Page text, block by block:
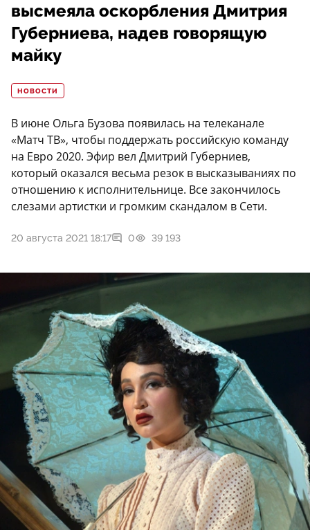
высмеяла оскорбления Дмитрия
Губерниева, надев говорящую
майку
НОВОСТИ
В июне Ольга Бузова появилась на телеканале
«Матч ТВ», чтобы поддержать российскую команду
на Евро 2020. Эфир вел Дмитрий Губерниев,
который оказался весьма резок в высказываниях по
отношению к исполнительнице. Все закончилось
слезами артистки и громким скандалом в Сети.
20 августа 2021 18:17 0 39 193